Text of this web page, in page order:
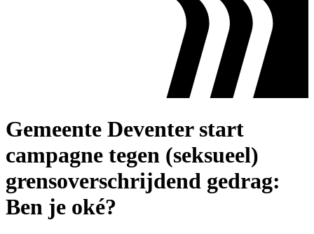
Gemeente Deventer start
campagne tegen (seksueel)
grensoverschrijdend gedrag:
Ben je oké?